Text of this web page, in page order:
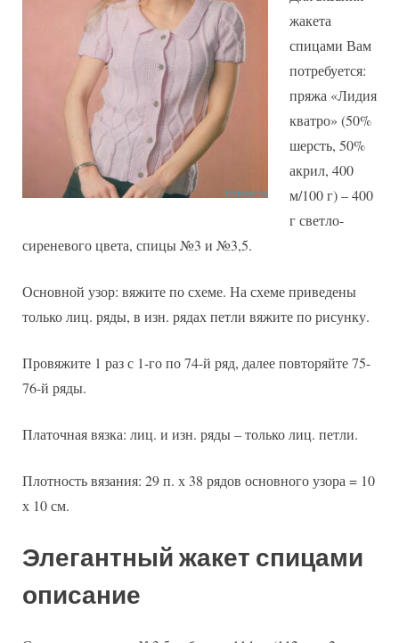
жакета
спицами Вам
потребуется:
пряжа «Лидия
кватро» (50%
шерсть, 50%
акрил, 400
м/100 г) – 400
г светло-
сиреневого цвета, спицы №3 и №3,5.
Основной узор: вяжите по схеме. На схеме приведены
только лиц. ряды, в изн. рядах петли вяжите по рисунку.
Провяжите 1 раз с 1-го по 74-й ряд, далее повторяйте 75-
76-й ряды.
Платочная вязка: лиц. и изн. ряды – только лиц. петли.
Плотность вязания: 29 п. х 38 рядов основного узора = 10
х 10 см.
Элегантный жакет спицами
описание